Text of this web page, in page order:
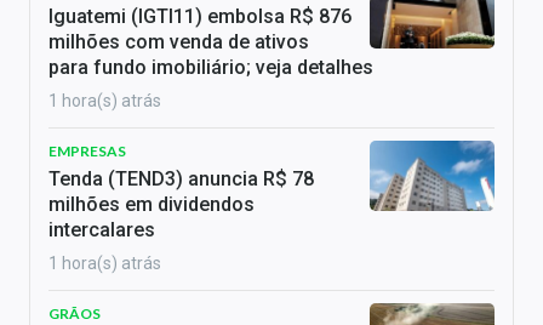
Iguatemi (IGTI11) embolsa R$ 876
milhões com venda de ativos
para fundo imobiliário; veja detalhes
1 hora(s) atrás
EMPRESAS
Tenda (TEND3) anuncia R$ 78
milhões em dividendos
intercalares
1 hora(s) atrás
GRÃOS